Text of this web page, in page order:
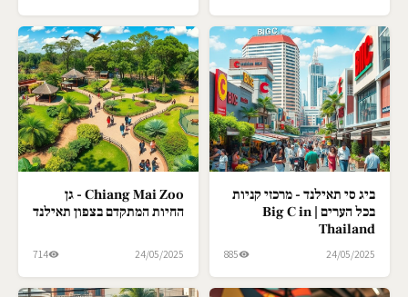
ביג סי תאילנד - מרכזי קניות
בכל הערים | Big C in
Thailand
24/05/2025
885
Chiang Mai Zoo - גן
החיות המתקדם בצפון תאילנד
24/05/2025
714